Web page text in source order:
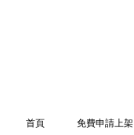
首頁 免費申請上架